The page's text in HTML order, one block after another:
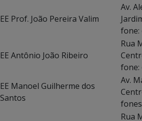
EE Prof. João Pereira Valim
Av.
fone:
EE Antônio João Ribeiro
Rua
fone:
EE Manoel Guilherme dos
Santos
Av.
Rua